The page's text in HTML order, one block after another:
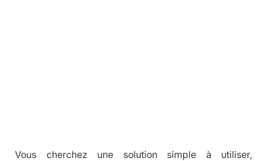
Vous cherchez une solution simple à utiliser,